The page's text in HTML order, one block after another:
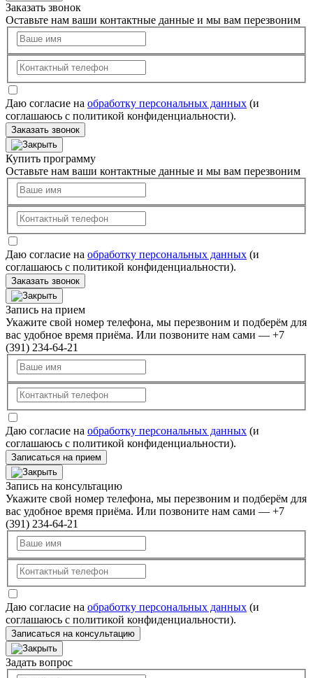
Заказать звонок
Оставьте нам ваши контактные данные и мы вам перезвоним
Даю согласие на обработку персональных данных (и
соглашаюсь с политикой конфиденциальности).
Заказать звонок
Купить программу
Оставьте нам ваши контактные данные и мы вам перезвоним
Даю согласие на обработку персональных данных (и
соглашаюсь с политикой конфиденциальности).
Заказать звонок
Запись на прием
Укажите свой номер телефона, мы перезвоним и подберём для
вас удобное время приёма. Или позвоните нам сами — +7
(391) 234-64-21
Даю согласие на обработку персональных данных (и
соглашаюсь с политикой конфиденциальности).
Записаться на прием
Запись на консультацию
Укажите свой номер телефона, мы перезвоним и подберём для
вас удобное время приёма. Или позвоните нам сами — +7
(391) 234-64-21
Даю согласие на обработку персональных данных (и
соглашаюсь с политикой конфиденциальности).
Записаться на консультацию
Задать вопрос